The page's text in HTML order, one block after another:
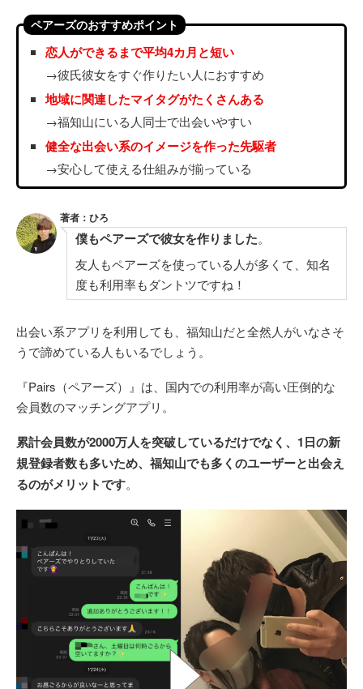
ペアーズのおすすめポイント
恋人ができるまで平均4カ月と短い
→彼氏彼女をすぐ作りたい人におすすめ
地域に関連したマイタグがたくさんある
→福知山にいる人同士で出会いやすい
健全な出会い系のイメージを作った先駆者
→安心して使える仕組みが揃っている
著者：ひろ
僕もペアーズで彼女を作りました。
友人もペアーズを使っている人が多くて、知名
度も利用率もダントツですね！
出会い系アプリを利用しても、福知山だと全然人がいなさそ
うで諦めている人もいるでしょう。
『Pairs（ペアーズ）』は、国内での利用率が高い圧倒的な
会員数のマッチングアプリ。
累計会員数が2000万人を突破しているだけでなく、1日の新
規登録者数も多いため、福知山でも多くのユーザーと出会え
るのがメリットです。